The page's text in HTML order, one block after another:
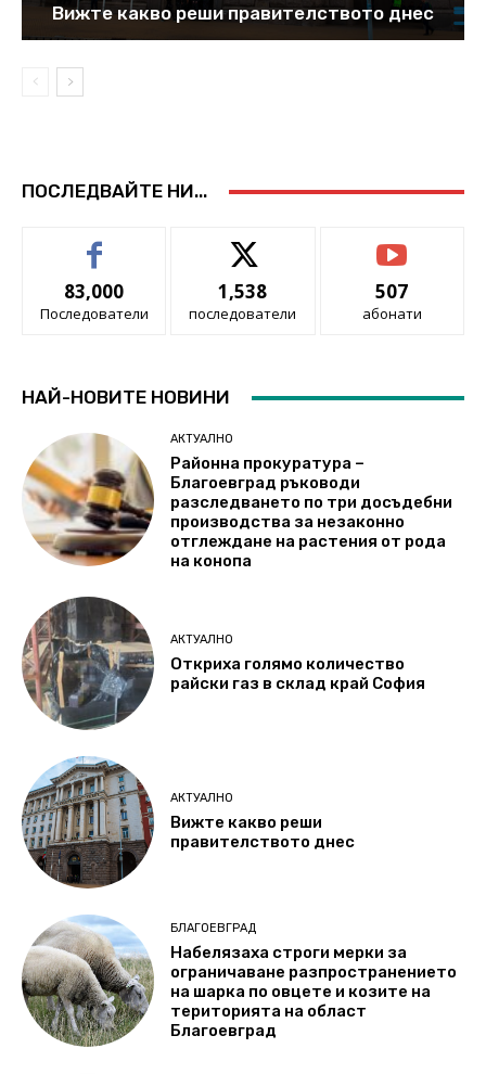
Вижте какво реши правителството днес
ПОСЛЕДВАЙТЕ НИ...
83,000
Последователи
1,538
последователи
507
абонати
НАЙ-НОВИТЕ НОВИНИ
АКТУАЛНО
Районна прокуратура –
Благоевград ръководи
разследването по три досъдебни
производства за незаконно
отглеждане на растения от рода
на конопа
АКТУАЛНО
Откриха голямо количество
райски газ в склад край София
АКТУАЛНО
Вижте какво реши
правителството днес
БЛАГОЕВГРАД
Набелязаха строги мерки за
ограничаване разпространението
на шарка по овцете и козите на
територията на област
Благоевград